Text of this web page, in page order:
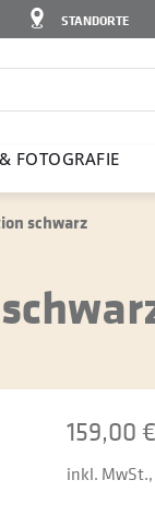
STANDORTE
FOTO­GRAFIE
schwarz
159,00 €
inkl. MwSt.,